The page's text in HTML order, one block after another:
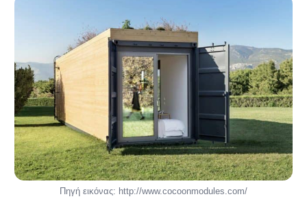
Πηγή εικόνας: http://www.cocoonmodules.com/